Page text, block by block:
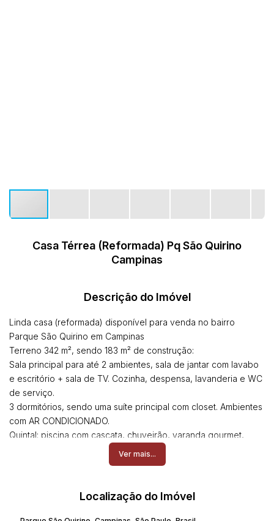
Casa Térrea (Reformada) Pq São Quirino
Campinas
Descrição do Imóvel
Linda casa (reformada) disponível para venda no bairro
Parque São Quirino em Campinas
Terreno 342 m², sendo 183 m² de construção:
Sala principal para até 2 ambientes, sala de jantar com lavabo
e escritório + sala de TV. Cozinha, despensa, lavanderia e WC
de serviço.
3 dormitórios, sendo uma suíte principal com closet. Ambientes
com AR CONDICIONADO.
Quintal: piscina com cascata, chuveirão, varanda gourmet,
lavabo e quarto de depósito. acesso lateral pela garagem
Sistema de segurança e portão eletrônico.
Ver mais...
Localização do Imóvel